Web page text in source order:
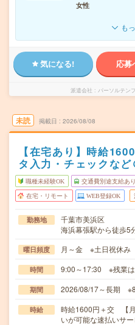
女性
も
気になる! 応募
派遣会社 パーソルテン
未読 掲載日 2026/08/08
【在宅あり】時給
タ入力・チェックな
職種未経験OK 交通費別途支給あり
在宅・リモート WEB登録OK
勤務地
千葉市美浜区
海浜幕張駅から徒歩5
曜日頻度 月～金 ※土日祝休み
時間 9:00～17:30 ※残業は
期間 2026/08/17～長期 ※8
時給
時給1600円＋交 【
いが可能な速払いサー